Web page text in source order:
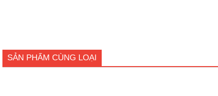
SẢN PHẨM CÙNG LOẠI